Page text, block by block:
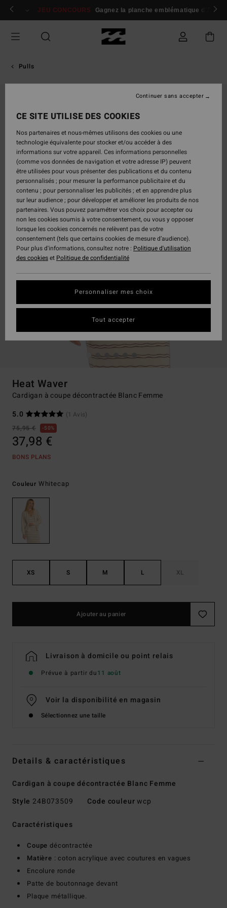
Passer
Se connecter / s'inscrire
JEU CONCOURS Gagnez la planche emblématique d'Andy
Pulls
Heat Waver
Cardigan à coupe décontractée Blanc Femme
5.0
(1 Avis)
75,95 €
50%
37,98 €
BONS PLANS
Couleur Whitecap
XS S M L XL
Ajouter au panier
Livraison à domicile ou point relais
Prévue à partir du11 août
Voir la disponibilité en magasin
Sélectionnez une taille
Details & caractéristiques
Cardigan à coupe décontractée Blanc Femme
Style 24B073509 Code couleurwcp
Caractéristiques
Coupe décontractée
Matière : coton acrylique avec coutures en vagues
Encolure ronde
Patte de boutonnage devant
Plaque métallique.
CE SITE UTILISE DES COOKIES
Nos partenaires et nous-mêmes utilisons des cookies ou une
technologie équivalente pour stocker et/ou accéder à des
informations sur votre appareil. Ces informations personnelles
(comme vos données de navigation et votre adresse IP) peuvent
être utilisées pour vous présenter des publications et du contenu
personnalisés ; pour mesurer la performance publicitaire et du
contenu ; pour personnaliser les publicités ; et en apprendre plus
sur leur audience ; pour développer et améliorer les produits de nos
partenaires. Vous pouvez paramétrer vos choix pour accepter ou
non les cookies soumis à votre consentement, ou vous y opposer
lorsque les cookies concernés ne relèvent pas de votre
consentement (tels que certains cookies de mesure d’audience).
Pour plus d'informations, consultez notre : Politique d'utilisation
des cookieset Politique de confidentialité
Personnaliser mes choix
Continuer sans accepter
Tout accepter